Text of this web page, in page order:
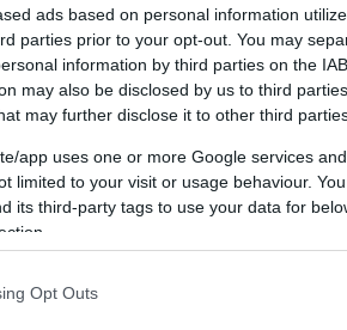
ads based on personal information
parties prior to your opt-out. You may
information by third parties on the
may also be disclosed by us to third
may further disclose it to other third
app uses one or more Google services
limited to your visit or usage behaviour.
its third-party tags to use your data for
Opt Outs